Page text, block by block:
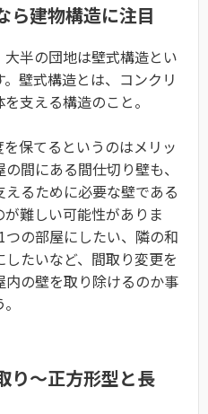
ら建物構造に注目
半の団地は壁式構造とい
壁式構造とは、コンクリ
支える構造のこと。
保てるというのはメリッ
間にある間仕切り壁も、
えるために必要な壁である
難しい可能性がありま
の部屋にしたい、隣の和
たいなど、間取り変更を
の壁を取り除けるのか事
り〜正方形型と長